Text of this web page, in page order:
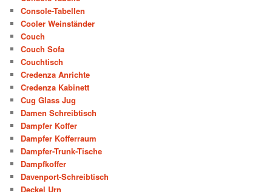
Console-Tabellen
Cooler Weinständer
Couch
Couch Sofa
Couchtisch
Credenza Anrichte
Credenza Kabinett
Cug Glass Jug
Damen Schreibtisch
Dampfer Koffer
Dampfer Kofferraum
Dampfer-Trunk-Tische
Dampfkoffer
Davenport-Schreibtisch
Deckel Urn